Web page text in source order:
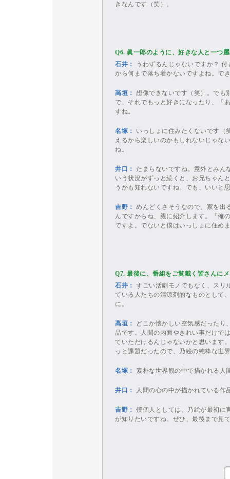
きなんです（笑）。
Q6. 眞一郎のように、好きな人と一つ
石井：
うわずるんじゃないですか？
から何まで落ち着かないですよね。で
高垣： 想像できないです（笑）。でも
で、それでもっと好きになったり、「
すね。
名塚：
いっしょに住みたくないです（
えるから楽しいのかもしれないじゃな
ね。
井口：
たまらないですね。意外とみん
いう状況がずっと続くと、お兄ちゃん
うかも知れないですね。でも、いいと
吉野： めんどくさそうなので、家を出
んですからね、親に紹介します。「俺
ですよ。でないと僕はいっしょに住め
Q7. 最後に、番組をご覧戴く皆さんに
石井： すごい活劇モノでもなく、スリ
ている人たちの清涼剤的なものとして
に。
高垣：
どこか懐かしい空気感だったり
品です。人間の内面やきれい事だけで
ていただけるんじゃないかと思います
っと課題だったので、乃絵の純粋な世
名塚： 素朴な世界観の中で描かれる人
井口： 人間の心の中が描かれている作
吉野： 僕個人としては、乃絵が最初
が知りたいですね。ぜひ、最後まで見